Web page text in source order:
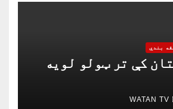
بندي
کې تر ټولو لویه
WATAN TV